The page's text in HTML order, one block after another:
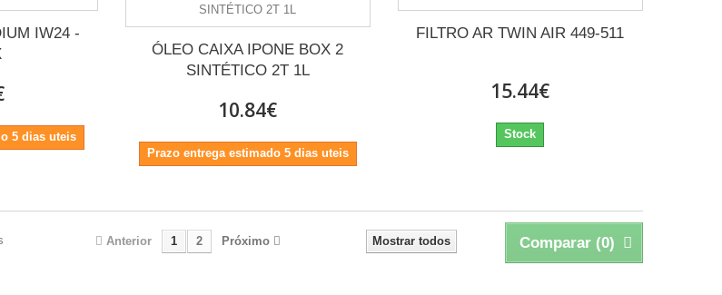
IW24 -
5 dias uteis
ÓLEO CAIXA IPONE BOX 2
SINTÉTICO 2T 1L
10.84€
Prazo entrega estimado 5 dias uteis
FILTRO AR TWIN AIR 449-511
15.44€
Stock
Comparar (0)
Mostrar todos
Anterior 1 2 Próximo